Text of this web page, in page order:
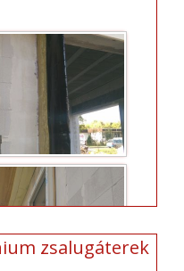
zsalugáterek